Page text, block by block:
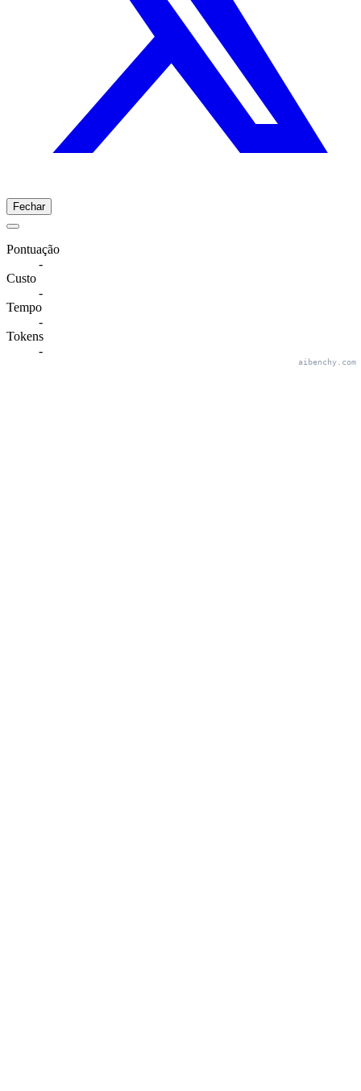
Fechar
Pontuação
-
Custo
-
Tempo
-
Tokens
-